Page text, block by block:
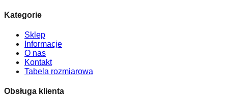
Kategorie
Sklep
Informacje
O nas
Kontakt
Tabela rozmiarowa
Obsługa klienta